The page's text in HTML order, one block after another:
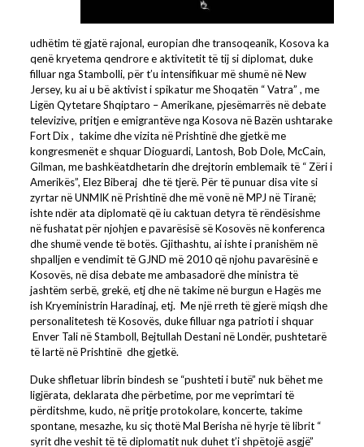
udhëtim të gjatë rajonal, europian dhe transoqeanik, Kosova ka
qenë kryetema qendrore e aktivitetit të tij si diplomat, duke
filluar nga Stambolli, për t’u intensifikuar më shumë në New
Jersey, ku ai u bë aktivist i spikatur me Shoqatën “ Vatra” , me
Ligën Qytetare Shqiptaro – Amerikane, pjesëmarrës në debate
televizive, pritjen e emigrantëve nga Kosova në Bazën ushtarake
Fort Dix , takime dhe vizita në Prishtinë dhe gjetkë me
kongresmenët e shquar Dioguardi, Lantosh, Bob Dole, McCain,
Gilman, me bashkëatdhetarin dhe drejtorin emblemaik të “ Zëri i
Amerikës”, Elez Biberaj dhe të tjerë. Për të punuar disa vite si
zyrtar në UNMIK në Prishtinë dhe më vonë në MPJ në Tiranë;
ishte ndër ata diplomatë që iu caktuan detyra të rëndësishme
në fushatat për njohjen e pavarësisë së Kosovës në konferenca
dhe shumë vende të botës. Gjithashtu, ai ishte i pranishëm në
shpalljen e vendimit të GJND më 2010 që njohu pavarësinë e
Kosovës, në disa debate me ambasadorë dhe ministra të
jashtëm serbë, grekë, etj dhe në takime në burgun e Hagës me
ish Kryeministrin Haradinaj, etj. Me një rreth të gjerë miqsh dhe
personalitetesh të Kosovës, duke filluar nga patrioti i shquar
Enver Tali në Stamboll, Bejtullah Destani në Londër, pushtetarë
të lartë në Prishtinë dhe gjetkë.
Duke shfletuar librin bindesh se “pushteti i butë” nuk bëhet me
ligjërata, deklarata dhe përbetime, por me veprimtari të
përditshme, kudo, në pritje protokolare, koncerte, takime
spontane, mesazhe, ku siç thotë Mal Berisha në hyrje të librit “
syrit dhe veshit të të diplomatit nuk duhet t’i shpëtojë asgjë”